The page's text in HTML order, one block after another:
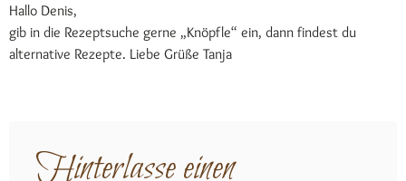
Hallo Denis,
gib in die Rezeptsuche gerne „Knöpfle“ ein, dann findest du
alternative Rezepte. Liebe Grüße Tanja
Hinterlasse einen